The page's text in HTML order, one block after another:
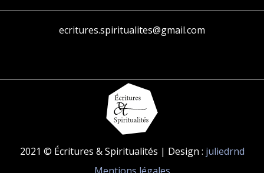
ecritures.spiritualites@gmail.com
2021 © Écritures & Spiritualités | Design : juliedrnd